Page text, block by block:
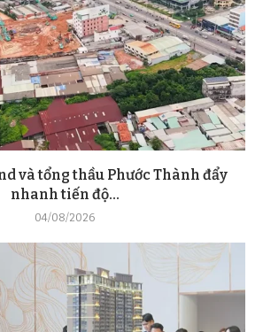
và tổng thầu Phước Thành đẩy
nhanh tiến độ...
04/08/2026